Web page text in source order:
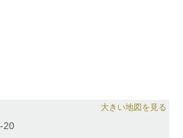
大きい地図を見る
20